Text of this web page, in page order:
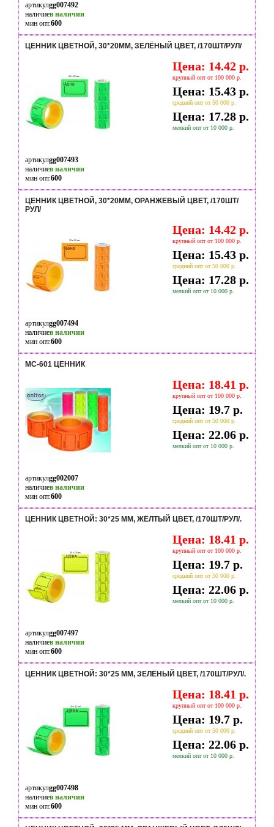
артикулgg007492
наличиев наличии
мин опт.600
ЦЕННИК ЦВЕТНОЙ, 30*20ММ, ЗЕЛЁНЫЙ ЦВЕТ, /170ШТ/РУЛ/
Цена: 14.42 р.
крупный опт от 100 000 р.
Цена: 15.43 р.
средний опт от 50 000 р.
Цена: 17.28 р.
мелкий опт от 10 000 р.
артикулgg007493
наличиев наличии
мин опт.600
ЦЕННИК ЦВЕТНОЙ, 30*20ММ, ОРАНЖЕВЫЙ ЦВЕТ, /170ШТ/
РУЛ/
Цена: 14.42 р.
крупный опт от 100 000 р.
Цена: 15.43 р.
средний опт от 50 000 р.
Цена: 17.28 р.
мелкий опт от 10 000 р.
артикулgg007494
наличиев наличии
мин опт.600
MC-601 ЦЕННИК
Цена: 18.41 р.
крупный опт от 100 000 р.
Цена: 19.7 р.
средний опт от 50 000 р.
Цена: 22.06 р.
мелкий опт от 10 000 р.
артикулgg002007
наличиев наличии
мин опт.600
ЦЕННИК ЦВЕТНОЙ: 30*25 ММ, ЖЁЛТЫЙ ЦВЕТ, /170ШТ/РУЛ/.
Цена: 18.41 р.
крупный опт от 100 000 р.
Цена: 19.7 р.
средний опт от 50 000 р.
Цена: 22.06 р.
мелкий опт от 10 000 р.
артикулgg007497
наличиев наличии
мин опт.600
ЦЕННИК ЦВЕТНОЙ: 30*25 ММ, ЗЕЛЁНЫЙ ЦВЕТ, /170ШТ/РУЛ/.
Цена: 18.41 р.
крупный опт от 100 000 р.
Цена: 19.7 р.
средний опт от 50 000 р.
Цена: 22.06 р.
мелкий опт от 10 000 р.
артикулgg007498
наличиев наличии
мин опт.600